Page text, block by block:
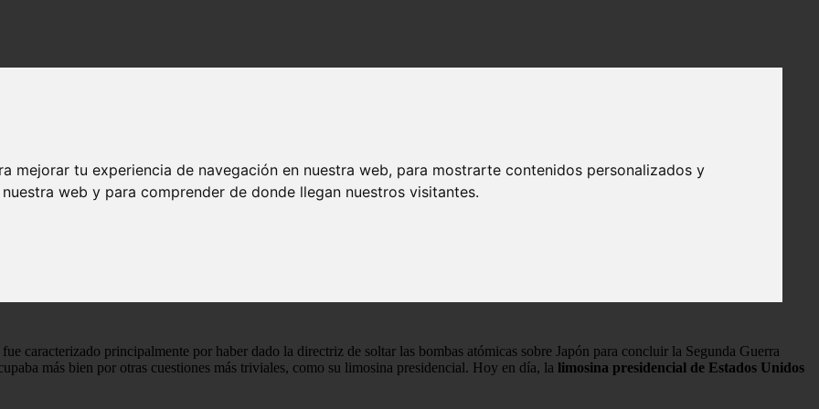
mejorar tu experiencia de navegación en nuestra web, para mostrarte contenidos personalizados y
web y para comprender de donde llegan nuestros visitantes.
años 50 a la venta
caracterizado principalmente por haber dado la directriz de soltar las bombas atómicas sobre Japón para concluir la Segunda Guerra
más bien por otras cuestiones más triviales, como su limosina presidencial. Hoy en día, la limosina presidencial de Estados Unidos